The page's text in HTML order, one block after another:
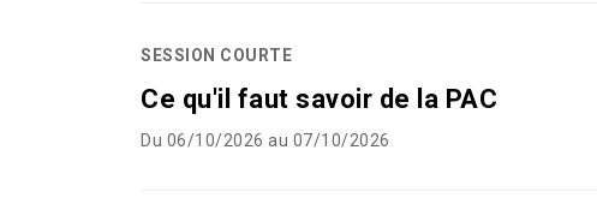
SESSION COURTE
Ce qu'il faut savoir de la PAC
Du 06/10/2026 au 07/10/2026